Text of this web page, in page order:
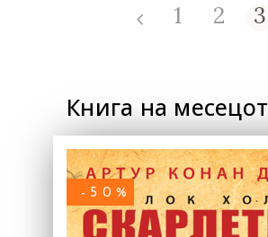
1 2 3
Книга на месецот
-50%